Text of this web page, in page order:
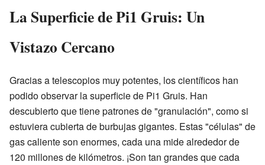
La Superficie de Pi1 Gruis: Un
Vistazo Cercano
Gracias a telescopios muy potentes, los científicos han
podido observar la superficie de Pi1 Gruis. Han
descubierto que tiene patrones de "granulación", como si
estuviera cubierta de burbujas gigantes. Estas "células" de
gas caliente son enormes, cada una mide alrededor de
120 millones de kilómetros. ¡Son tan grandes que cada